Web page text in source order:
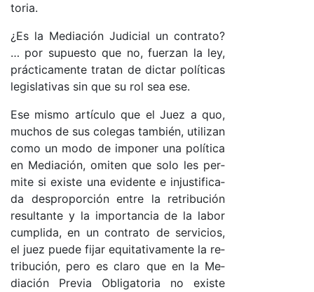
to­ria.
¿Es la Me­dia­ción Ju­di­cial un con­tra­to?
… por su­pues­to que no, fuer­zan la le­y,
prác­ti­ca­men­te tra­tan de dic­tar po­lí­ti­cas
le­gis­la­ti­vas sin que su rol sea es­e.
Ese mis­mo ar­tícu­lo que el Juez a quo,
mu­chos de sus co­le­gas tam­bién, uti­li­zan
co­mo un mo­do de im­po­ner una po­lí­ti­ca
en Me­dia­ció­n, omi­ten que so­lo les per­
mi­te si exis­te una evi­den­te e injus­ti­fi­ca­
da des­pro­por­ción en­tre la re­tri­bu­ción
re­sul­tan­te y la im­por­tan­cia de la la­bor
cum­pli­da, en un con­tra­to de ser­vi­cio­s,
el juez pue­de fi­jar equi­ta­ti­va­men­te la re­
tri­bu­ció­n, pe­ro es cla­ro que en la Me­
dia­ción Pre­via Obli­ga­to­ria no exis­te